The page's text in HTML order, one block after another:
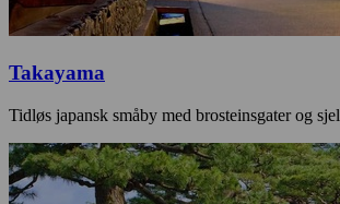
Takayama
Tidløs japansk småby med brosteinsgater og sjel